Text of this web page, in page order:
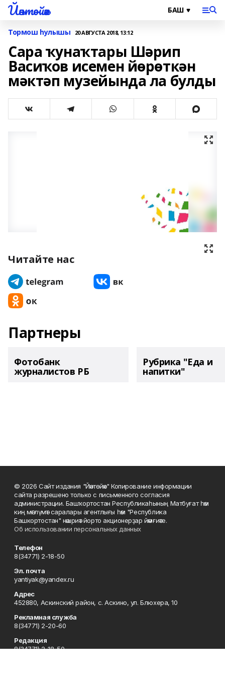
Йәнтөйәк
Тормош һулышы 20 АВГУСТА 2018, 13:12
Сара ҡунаҡтары Шәрип
Васиҡов исемен йөрөткән
мәктәп музейында ла булды
Читайте нас
Партнеры
Фотобанк
журналистов РБ
Рубрика "Еда и
напитки"
© 2026 Сайт издания "Йәнтөйәк" Копирование информации
сайта разрешено только с письменного согласия
администрации. Башҡортостан Республикаһының Матбуғат һәм
киң мәғлүмәт саралары агентлығы һәм "Республика
Башкортостан" нәшриәт йорто акционерҙар йәмғиәте.
Об использовании персональных данных
Телефон
8(34771) 2-18-50
Эл. почта
yantiyak@yandex.ru
Адрес
452880, Аскинский район, с. Аскино, ул. Блюхера, 10
Рекламная служба
8(34771) 2-20-60
Редакция
8(34771) 2-18-50